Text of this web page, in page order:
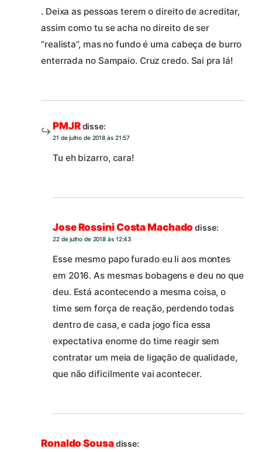
. Deixa as pessoas terem o direito de acreditar,
assim como tu se acha no direito de ser
“realista”, mas no fundo é uma cabeça de burro
enterrada no Sampaio. Cruz credo. Sai pra lá!
PMJRdisse:
21 de julho de 2018 às 21:57
Tu eh bizarro, cara!
Jose Rossini Costa Machado disse:
22 de julho de 2018 às 12:43
Esse mesmo papo furado eu li aos montes
em 2016. As mesmas bobagens e deu no que
deu. Está acontecendo a mesma coisa, o
time sem força de reação, perdendo todas
dentro de casa, e cada jogo fica essa
expectativa enorme do time reagir sem
contratar um meia de ligação de qualidade,
que não dificilmente vai acontecer.
Ronaldo Sousadisse: